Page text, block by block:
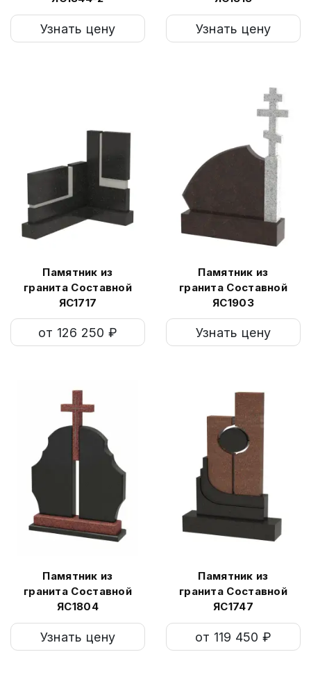
Узнать цену Узнать цену
Памятник из
гранита Составной
ЯС1717
от 126 250 ₽
Памятник из
гранита Составной
ЯС1903
Узнать цену
Памятник из
гранита Составной
ЯС1804
Узнать цену
Памятник из
гранита Составной
ЯС1747
от 119 450 ₽